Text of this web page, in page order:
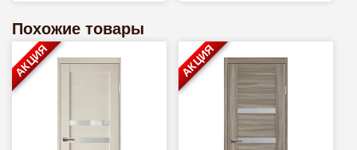
Похожие товары
АКЦИЯ АКЦИЯ